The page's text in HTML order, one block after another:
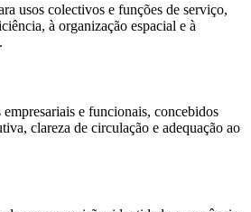
usos colectivos e funções de serviço,
à organização espacial e à
e funcionais, concebidos
clareza de circulação e adequação ao